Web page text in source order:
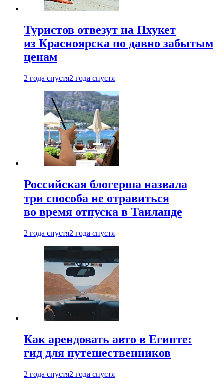
Туристов отвезут на Пхукет
из Красноярска по давно забытым
ценам
2 года спустя2 года спустя
Российская блогерша назвала
три способа не отравиться
во время отпуска в Таиланде
2 года спустя2 года спустя
Как арендовать авто в Египте:
гид для путешественников
2 года спустя2 года спустя